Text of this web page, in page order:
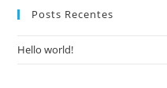
Posts Recentes
Hello world!